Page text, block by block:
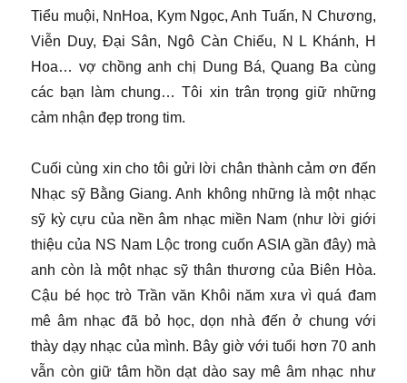
Tiểu muội, NnHoa, Kym Ngọc, Anh Tuấn, N Chương,
Viễn Duy, Đại Sân, Ngô Càn Chiếu, N L Khánh, H
Hoa… vợ chồng anh chị Dung Bá, Quang Ba cùng
các bạn làm chung… Tôi xin trân trọng giữ những
cảm nhận đẹp trong tim.
Cuối cùng xin cho tôi gửi lời chân thành cảm ơn đến
Nhạc sỹ Bằng Giang. Anh không những là một nhạc
sỹ kỳ cựu của nền âm nhạc miền Nam (như lời giới
thiệu của NS Nam Lộc trong cuốn ASIA gần đây) mà
anh còn là một nhạc sỹ thân thương của Biên Hòa.
Cậu bé học trò Trần văn Khôi năm xưa vì quá đam
mê âm nhạc đã bỏ học, dọn nhà đến ở chung với
thày dạy nhạc của mình. Bây giờ với tuổi hơn 70 anh
vẫn còn giữ tâm hồn dạt dào say mê âm nhạc như